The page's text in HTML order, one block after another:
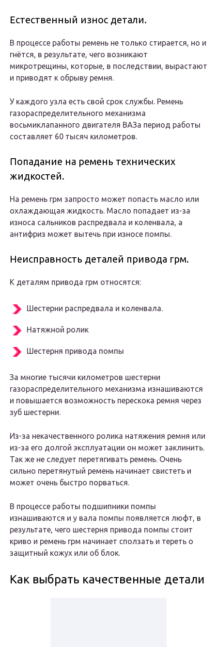
Естественный износ детали.
В процессе работы ремень не только стирается, но и
гнётся, в результате, чего возникают
микротрещины, которые, в последствии, вырастают
и приводят к обрыву ремня.
У каждого узла есть свой срок службы. Ремень
газораспределительного механизма
восьмиклапанного двигателя ВАЗа период работы
составляет 60 тысяч километров.
Попадание на ремень технических
жидкостей.
На ремень грм запросто может попасть масло или
охлаждающая жидкость. Масло попадает из-за
износа сальников распредвала и коленвала, а
антифриз может вытечь при износе помпы.
Неисправность деталей привода грм.
К деталям привода грм относятся:
Шестерни распредвала и коленвала.
Натяжной ролик
Шестерня привода помпы
За многие тысячи километров шестерни
газораспределительного механизма изнашиваются
и повышается возможность перескока ремня через
зуб шестерни.
Из-за некачественного ролика натяжения ремня или
из-за его долгой эксплуатации он может заклинить.
Так же не следует перетягивать ремень. Очень
сильно перетянутый ремень начинает свистеть и
может очень быстро порваться.
В процессе работы подшипники помпы
изнашиваются и у вала помпы появляется люфт, в
результате, чего шестерня привода помпы стоит
криво и ремень грм начинает сползать и тереть о
защитный кожух или об блок.
Как выбрать качественные детали